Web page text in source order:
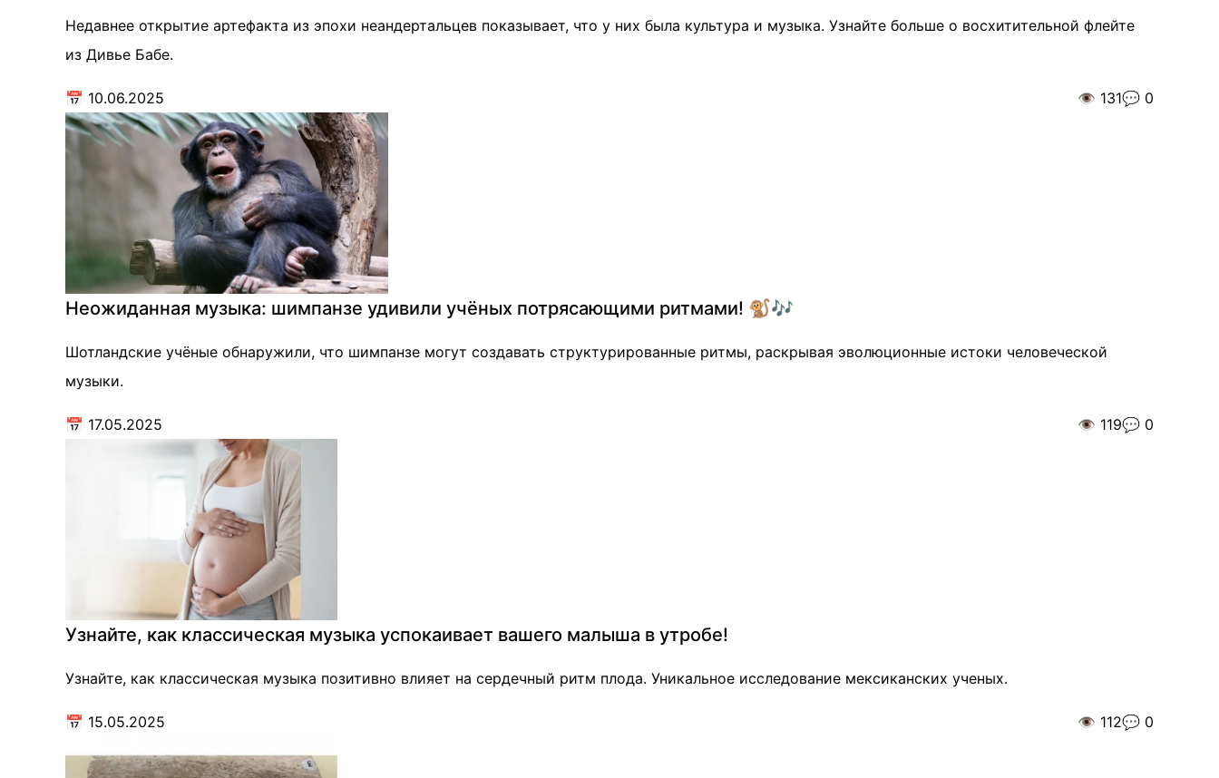
Недавнее открытие артефакта из эпохи неандертальцев показывает, что у них была культура и музыка. Узнайте больше о восхитительной флейте
из Дивье Бабе.
📅 10.06.2025 👁️ 131💬 0
Неожиданная музыка: шимпанзе удивили учёных потрясающими ритмами! 🐒🎶
Шотландские учёные обнаружили, что шимпанзе могут создавать структурированные ритмы, раскрывая эволюционные истоки человеческой
музыки.
📅 17.05.2025 👁️ 119💬 0
Узнайте, как классическая музыка успокаивает вашего малыша в утробе!
Узнайте, как классическая музыка позитивно влияет на сердечный ритм плода. Уникальное исследование мексиканских ученых.
📅 15.05.2025 👁️ 112💬 0